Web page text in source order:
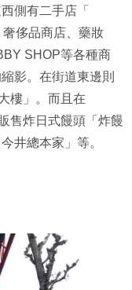
側有二手店「
奢侈品商店、藥妝
SHOP等各種商
影。在街道東邊則
樓」。而且在
售炸日式饅頭「炸饅
井總本家」等。